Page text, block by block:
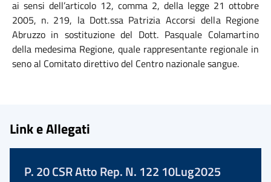
ai sensi dell’articolo 12, comma 2, della legge 21 ottobre
2005, n. 219, la Dott.ssa Patrizia Accorsi della Regione
Abruzzo in sostituzione del Dott. Pasquale Colamartino
della medesima Regione, quale rappresentante regionale in
seno al Comitato direttivo del Centro nazionale sangue.
Link e Allegati
P. 20 CSR Atto Rep. N. 122 10Lug2025